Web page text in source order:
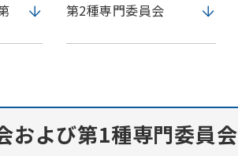
第2種専門委員会
および第1種専門委員会